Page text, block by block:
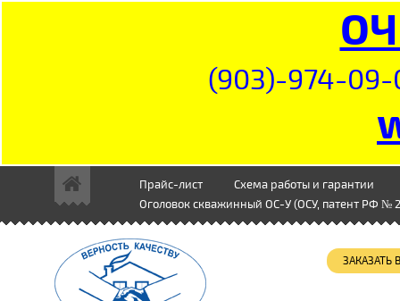
(903)-974-09-
Прайс-лист
Схема работы и гарантии
Оголовок скважинный ОС-У (ОСУ, патент РФ №